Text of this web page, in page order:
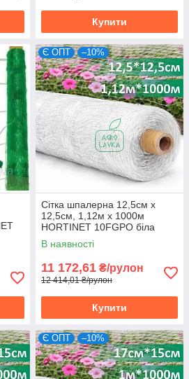
Купити
Є ОПТ –10%
Сітка шпалерна 12,5см х
12,5см, 1,12м х 1000м
HORTINET 10FGPO біла
квіткова, Tenax, Італія
В наявності
11 172,61 ₴/рулон
12 414,01 ₴/рулон
Купити
Є ОПТ –10%